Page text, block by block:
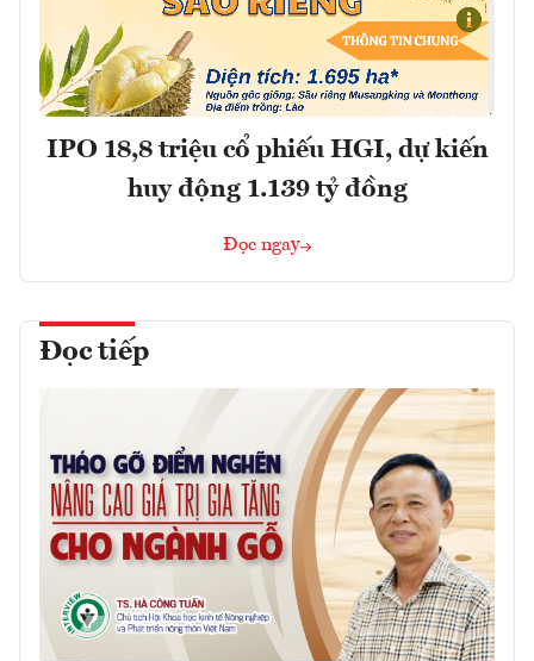
IPO 18,8 triệu cổ phiếu HGI, dự kiến
huy động 1.139 tỷ đồng
Đọc ngay
Đọc tiếp